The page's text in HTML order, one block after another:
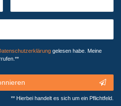
gelesen habe. Meine
** Hierbei handelt es sich um ein Pflichtfeld.